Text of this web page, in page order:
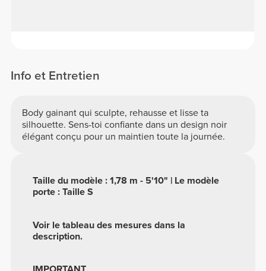
Info et Entretien
Body gainant qui sculpte, rehausse et lisse ta
silhouette. Sens-toi confiante dans un design noir
élégant conçu pour un maintien toute la journée.
Voir le tableau des mesures dans la
description.
Taille du modèle : 1,78 m - 5'10" | Le modèle
porte : Taille S